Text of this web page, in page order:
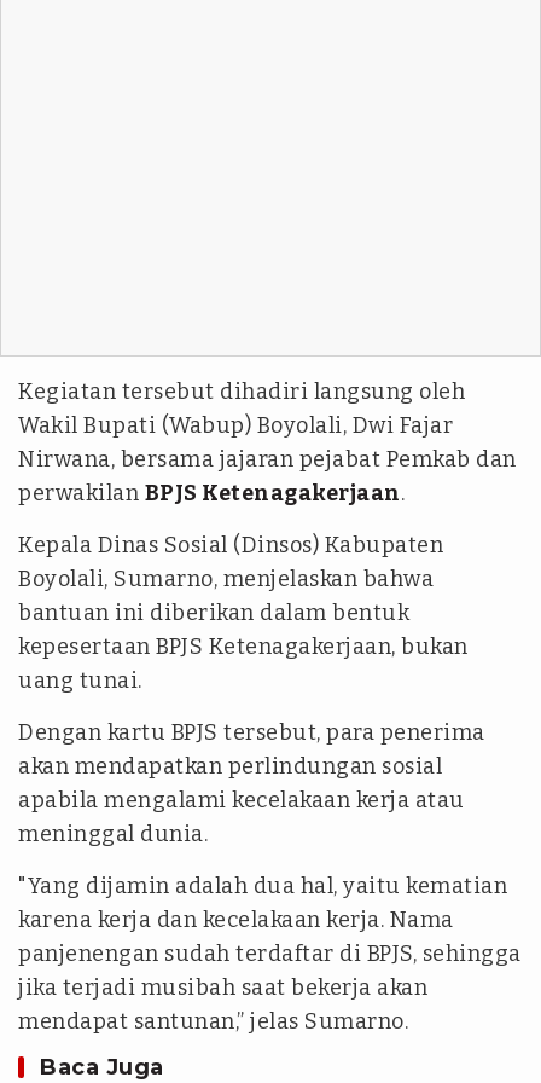
Kegiatan tersebut dihadiri langsung oleh
Wakil Bupati (Wabup) Boyolali, Dwi Fajar
Nirwana, bersama jajaran pejabat Pemkab dan
perwakilan BPJS Ketenagakerjaan.
Kepala Dinas Sosial (Dinsos) Kabupaten
Boyolali, Sumarno, menjelaskan bahwa
bantuan ini diberikan dalam bentuk
kepesertaan BPJS Ketenagakerjaan, bukan
uang tunai.
Dengan kartu BPJS tersebut, para penerima
akan mendapatkan perlindungan sosial
apabila mengalami kecelakaan kerja atau
meninggal dunia.
"Yang dijamin adalah dua hal, yaitu kematian
karena kerja dan kecelakaan kerja. Nama
panjenengan sudah terdaftar di BPJS, sehingga
jika terjadi musibah saat bekerja akan
mendapat santunan,” jelas Sumarno.
Baca Juga